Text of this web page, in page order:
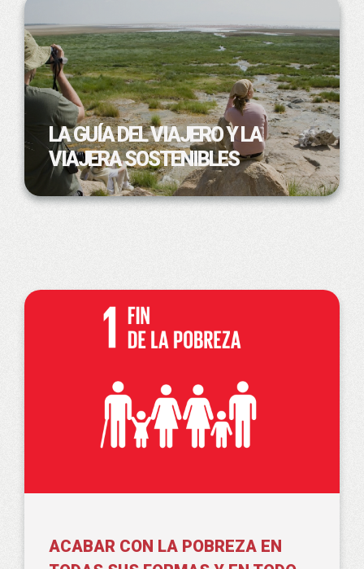
LA GUÍA DEL VIAJERO Y LA
VIAJERA SOSTENIBLES
ACABAR CON LA POBREZA EN